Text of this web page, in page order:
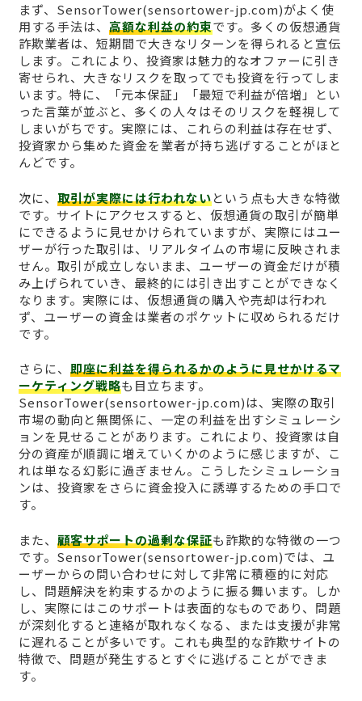
まず、SensorTower(sensortower-jp.com)がよく使
用する手法は、 高額な利益の約束です。多くの仮想通貨
詐欺業者は、短期間で大きなリターンを得られると宣伝
します。これにより、投資家は魅力的なオファーに引き
寄せられ、大きなリスクを取ってでも投資を行ってしま
います。特に、「元本保証」「最短で利益が倍増」とい
った言葉が並ぶと、多くの人々はそのリスクを軽視して
しまいがちです。実際には、これらの利益は存在せず、
投資家から集めた資金を業者が持ち逃げすることがほと
んどです。
次に、 取引が実際には行われないという点も大きな特徴
です。サイトにアクセスすると、仮想通貨の取引が簡単
にできるように見せかけられていますが、実際にはユー
ザーが行った取引は、リアルタイムの市場に反映されま
せん。取引が成立しないまま、ユーザーの資金だけが積
み上げられていき、最終的には引き出すことができなく
なります。実際には、仮想通貨の購入や売却は行われ
ず、ユーザーの資金は業者のポケットに収められるだけ
です。
さらに、 即座に利益を得られるかのように見せかけるマ
ーケティング戦略も目立ちます。
SensorTower(sensortower-jp.com)は、実際の取引
市場の動向と無関係に、一定の利益を出すシミュレーシ
ョンを見せることがあります。これにより、投資家は自
分の資産が順調に増えていくかのように感じますが、こ
れは単なる幻影に過ぎません。こうしたシミュレーショ
ンは、投資家をさらに資金投入に誘導するための手口で
す。
また、 顧客サポートの過剰な保証も詐欺的な特徴の一つ
です。SensorTower(sensortower-jp.com)では、ユ
ーザーからの問い合わせに対して非常に積極的に対応
し、問題解決を約束するかのように振る舞います。しか
し、実際にはこのサポートは表面的なものであり、問題
が深刻化すると連絡が取れなくなる、または支援が非常
に遅れることが多いです。これも典型的な詐欺サイトの
特徴で、問題が発生するとすぐに逃げることができま
す。